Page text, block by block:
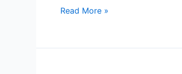
Read More »